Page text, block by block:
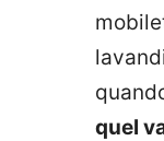
quel